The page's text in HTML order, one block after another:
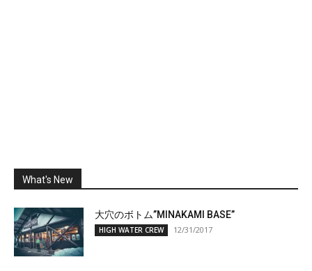
What's New
大穴のボトム”MINAKAMI BASE”
HIGH WATER CREW 12/31/2017